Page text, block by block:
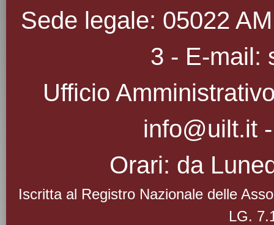
Sede legale: 05022
3 - E-mail:
Ufficio
info@uilt.it
Orari: da
Iscritta al Registro Nazionale delle
LG.